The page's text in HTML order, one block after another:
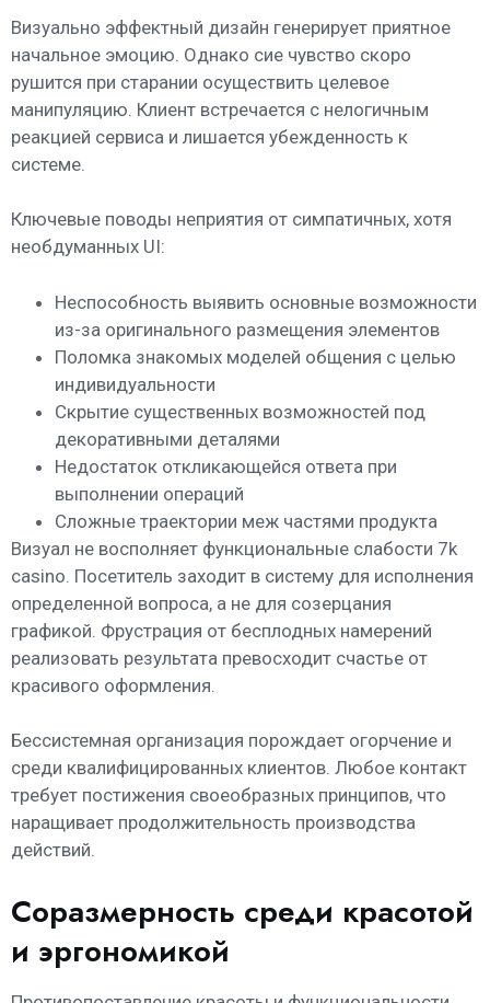
Визуально эффектный дизайн генерирует приятное
начальное эмоцию. Однако сие чувство скоро
рушится при старании осуществить целевое
манипуляцию. Клиент встречается с нелогичным
реакцией сервиса и лишается убежденность к
системе.
Ключевые поводы неприятия от симпатичных, хотя
необдуманных UI:
Неспособность выявить основные возможности
из-за оригинального размещения элементов
Поломка знакомых моделей общения с целью
индивидуальности
Скрытие существенных возможностей под
декоративными деталями
Недостаток откликающейся ответа при
выполнении операций
Сложные траектории меж частями продукта
Визуал не восполняет функциональные слабости 7k
casino. Посетитель заходит в систему для исполнения
определенной вопроса, а не для созерцания
графикой. Фрустрация от бесплодных намерений
реализовать результата превосходит счастье от
красивого оформления.
Бессистемная организация порождает огорчение и
среди квалифицированных клиентов. Любое контакт
требует постижения своеобразных принципов, что
наращивает продолжительность производства
действий.
Соразмерность среди красотой
и эргономикой